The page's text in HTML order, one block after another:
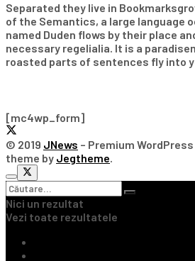
Separated they live in
of the Semantics, a large language
named Duden flows by their place
necessary regelialia. It is a
roasted parts of sentences fly into
[mc4wp_form]
© 2019 JNews – Premium
theme by Jegtheme.
Nici un rezultat
Vezi toate rezultatele